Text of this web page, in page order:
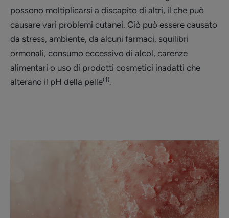
possono moltiplicarsi a discapito di altri, il che può
causare vari problemi cutanei. Ciò può essere causato
da stress, ambiente, da alcuni farmaci, squilibri
ormonali, consumo eccessivo di alcol, carenze
alimentari o uso di prodotti cosmetici inadatti che
alterano il pH della pelle(1).